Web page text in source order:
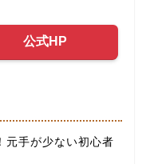
公式HP
元手が少ない初心者